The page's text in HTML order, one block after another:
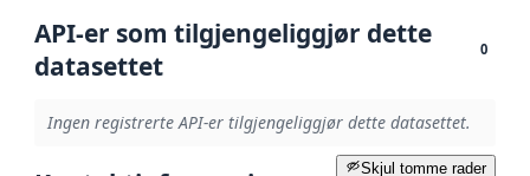
API-er som tilgjengeliggjør dette
datasettet
0
Ingen registrerte API-er tilgjengeliggjør dette datasettet.
Skjul tomme rader